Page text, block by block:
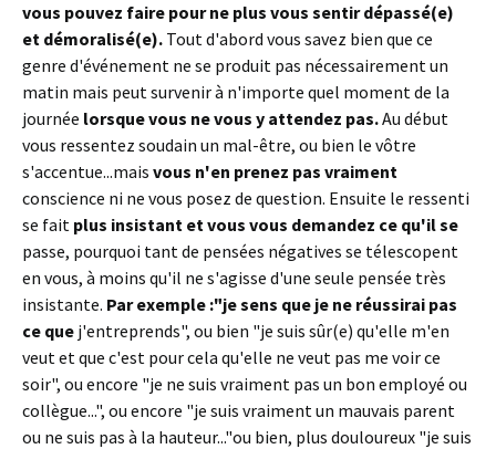
vous pouvez faire pour ne plus vous sentir dépassé(e)
et démoralisé(e). Tout d'abord vous savez bien que ce
genre d'événement ne se produit pas nécessairement un
matin mais peut survenir à n'importe quel moment de la
journée lorsque vous ne vous y attendez pas.Au début
vous ressentez soudain un mal-être, ou bien le vôtre
s'accentue...mais vous n'en prenez pas vraiment
conscience ni ne vous posez de question. Ensuite le ressenti
se fait plus insistant et vous vous demandez ce qu'il se
passe, pourquoi tant de pensées négatives se télescopent
en vous, à moins qu'il ne s'agisse d'une seule pensée très
insistante. Par exemple :"je sens que je ne réussirai pas
ce que j'entreprends", ou bien "je suis sûr(e) qu'elle m'en
veut et que c'est pour cela qu'elle ne veut pas me voir ce
soir", ou encore "je ne suis vraiment pas un bon employé ou
collègue...", ou encore "je suis vraiment un mauvais parent
ou ne suis pas à la hauteur..."ou bien, plus douloureux "je suis